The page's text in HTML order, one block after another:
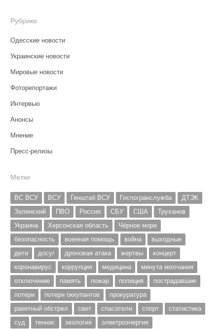
Рубрики
Одесские новости
Украинские новости
Мировые новости
Фоторепортажи
Интервью
Анонсы
Мнение
Пресс-релизы
Метки
ВС ВСУ ВСУ Генштаб ВСУ Госпогранслужба
ДТЭК
Зеленский
ПВО Россия СБУ США
Труханов
Украина
Херсонская область
Чёрное море
безопасность
военная помощь война
выходные
дети
досуг дроновая атака жертвы
концерт
коронавирус
коррупция медицина
минута молчания
отключение
память пожар полиция
пострадавшие
потери
потери оккупантов
прокуратура
ракетный обстрел
свет спасатели спорт
статистика
суд
теннис экология
электроэнергия